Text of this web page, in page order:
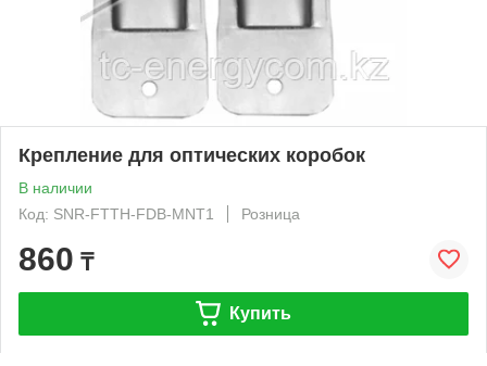
Крепление для оптических коробок
В наличии
Код: SNR-FTTH-FDB-MNT1
Розница
860 ₸
Купить